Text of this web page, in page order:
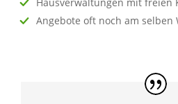
Angebote oft noch am selben